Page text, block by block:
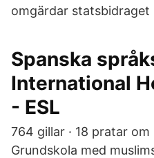
omgärdar statsbidraget
Spanska
International
- ESL
764 gillar · 18 pratar
Grundskola med